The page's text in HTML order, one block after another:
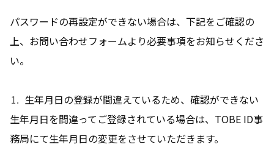
パスワードの再設定ができない場合は、下記をご確認の
上、お問い合わせフォームより必要事項をお知らせくださ
い。
生年月日の登録が間違えているため、確認ができない
生年月日を間違ってご登録されている場合は、TOBE ID事
務局にて生年月日の変更をさせていただきます。